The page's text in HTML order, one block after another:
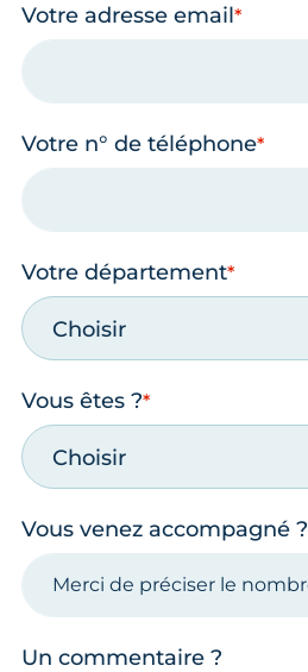
Votre adresse email
Votre n° de téléphone
Votre département
Choisir
Vous êtes ?
Choisir
Vous venez accompagné ?
Un commentaire ?